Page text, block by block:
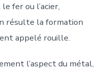
fer ou l’acier,
résulte la formation
appelé rouille.
l’aspect du métal,